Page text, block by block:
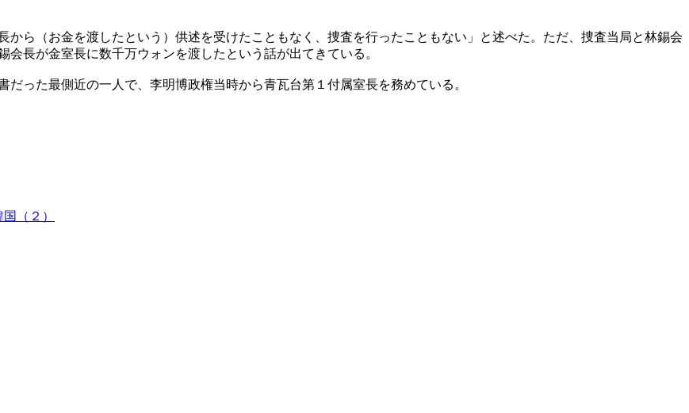
ら（お金を渡したという）供述を受けたこともなく、捜査を行ったこともない」と述べた。ただ、捜査当局と林錫会
長が金室長に数千万ウォンを渡したという話が出てきている。
った最側近の一人で、李明博政権当時から青瓦台第１付属室長を務めている。
（２）